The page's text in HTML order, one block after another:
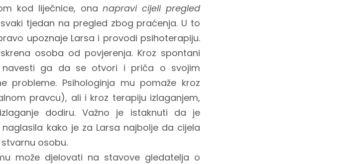
kod liječnice, onanapravi cijeli pregled
tjedan na pregled zbog praćenja. U to
upoznaje Larsa i provodi psihoterapiju.
osoba od povjerenja. Kroz spontani
ga da se otvori i priča o svojim
probleme. Psihologinja mu pomaže kroz
pravcu), ali i kroz terapiju izlaganjem,
dodiru. Važno je istaknuti da je
kako je za Larsa najbolje da cijela
osobu.
može djelovati na stavove gledatelja o